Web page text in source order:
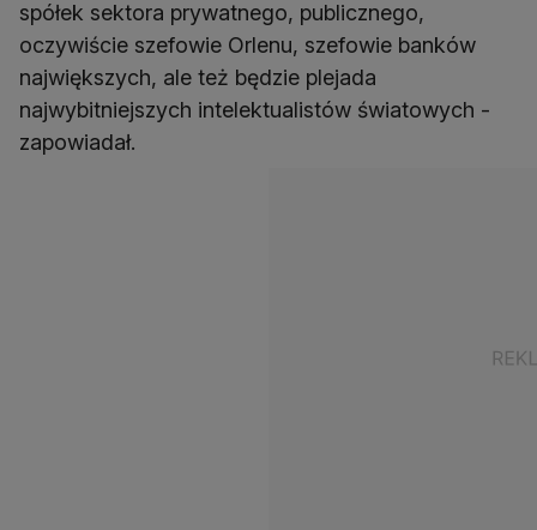
spółek sektora prywatnego, publicznego,
oczywiście szefowie Orlenu, szefowie banków
największych, ale też będzie plejada
najwybitniejszych intelektualistów światowych -
zapowiadał.